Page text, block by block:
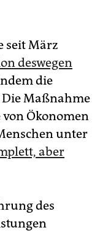
seit März
deswegen
die
Maßnahme
Ökonomen
unter
aber
des